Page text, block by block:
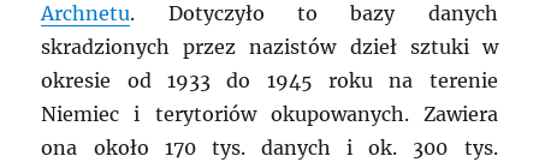
Archnetu. Dotyczyło to bazy danych
skradzionych przez nazistów dzieł sztuki w
okresie od 1933 do 1945 roku na terenie
Niemiec i terytoriów okupowanych. Zawiera
ona około 170 tys. danych i ok. 300 tys.